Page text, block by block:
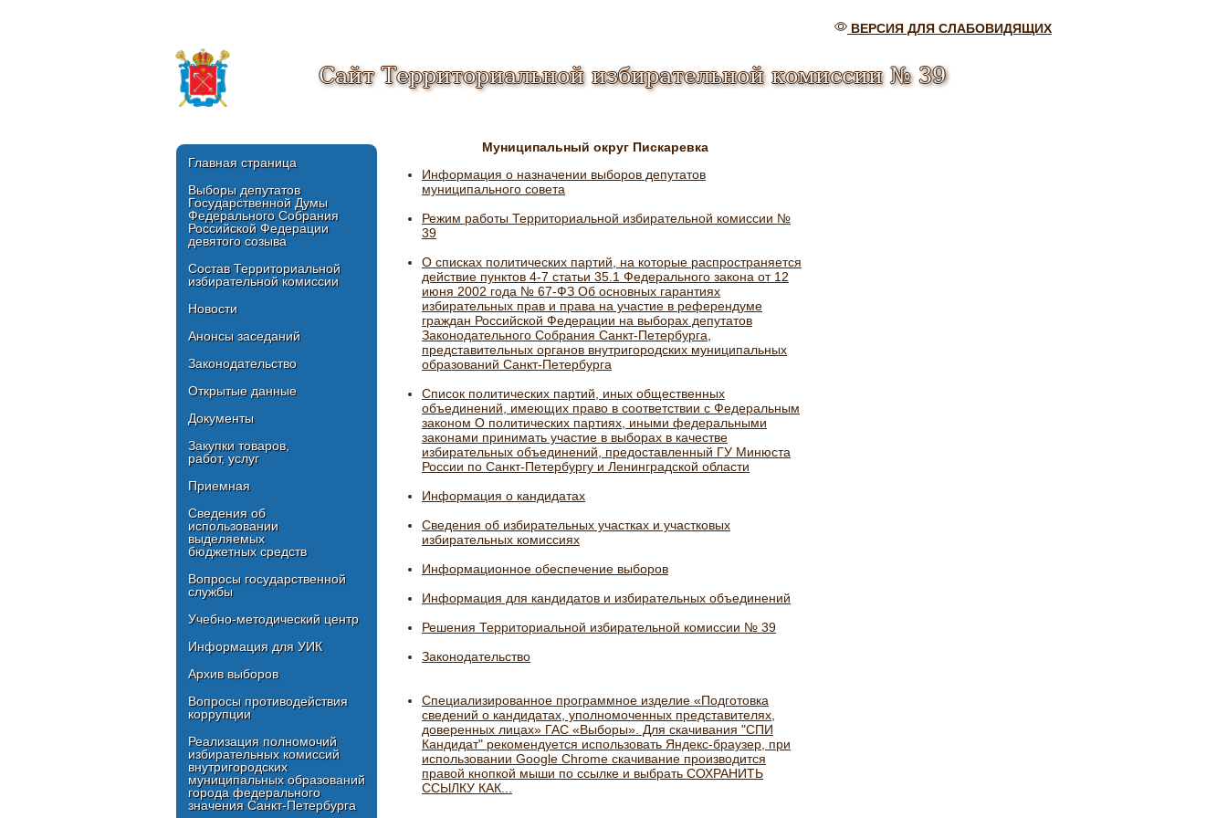
ВЕРСИЯ ДЛЯ СЛАБОВИДЯЩИХ
Сайт Территориальной избирательной комиссии № 39
Главная страница
Выборы депутатов
Государственной Думы
Федерального Собрания
Российской Федерации
девятого созыва
Состав Территориальной
избирательной комиссии
Новости
Анонсы заседаний
Законодательство
Открытые данные
Документы
Закупки товаров,
работ, услуг
Приемная
Сведения об
использовании
выделяемых
бюджетных средств
Вопросы государственной
службы
Учебно-методический центр
Информация для УИК
Архив выборов
Вопросы противодействия
коррупции
Реализация полномочий
избирательных комиссий
внутригородских
муниципальных образований
города федерального
значения Санкт-Петербурга
Муниципальный округ Пискаревка
Информация о назначении выборов депутатов
муниципального совета
Режим работы Территориальной избирательной комиссии №
39
О списках политических партий, на которые распространяется
действие пунктов 4-7 статьи 35.1 Федерального закона от 12
июня 2002 года № 67-ФЗ Об основных гарантиях
избирательных прав и права на участие в референдуме
граждан Российской Федерации на выборах депутатов
Законодательного Собрания Санкт-Петербурга,
представительных органов внутригородских муниципальных
образований Санкт-Петербурга
Список политических партий, иных общественных
объединений, имеющих право в соответствии с Федеральным
законом О политических партиях, иными федеральными
законами принимать участие в выборах в качестве
избирательных объединений, предоставленный ГУ Минюста
России по Санкт-Петербургу и Ленинградской области
Информация о кандидатах
Сведения об избирательных участках и участковых
избирательных комиссиях
Информационное обеспечение выборов
Информация для кандидатов и избирательных объединений
Решения Территориальной избирательной комиссии № 39
Законодательство
Специализированное программное изделие «Подготовка
сведений о кандидатах, уполномоченных представителях,
доверенных лицах» ГАС «Выборы». Для скачивания "СПИ
Кандидат" рекомендуется использовать Яндекс-браузер, при
использовании Google Chrome скачивание производится
правой кнопкой мыши по ссылке и выбрать СОХРАНИТЬ
ССЫЛКУ КАК...